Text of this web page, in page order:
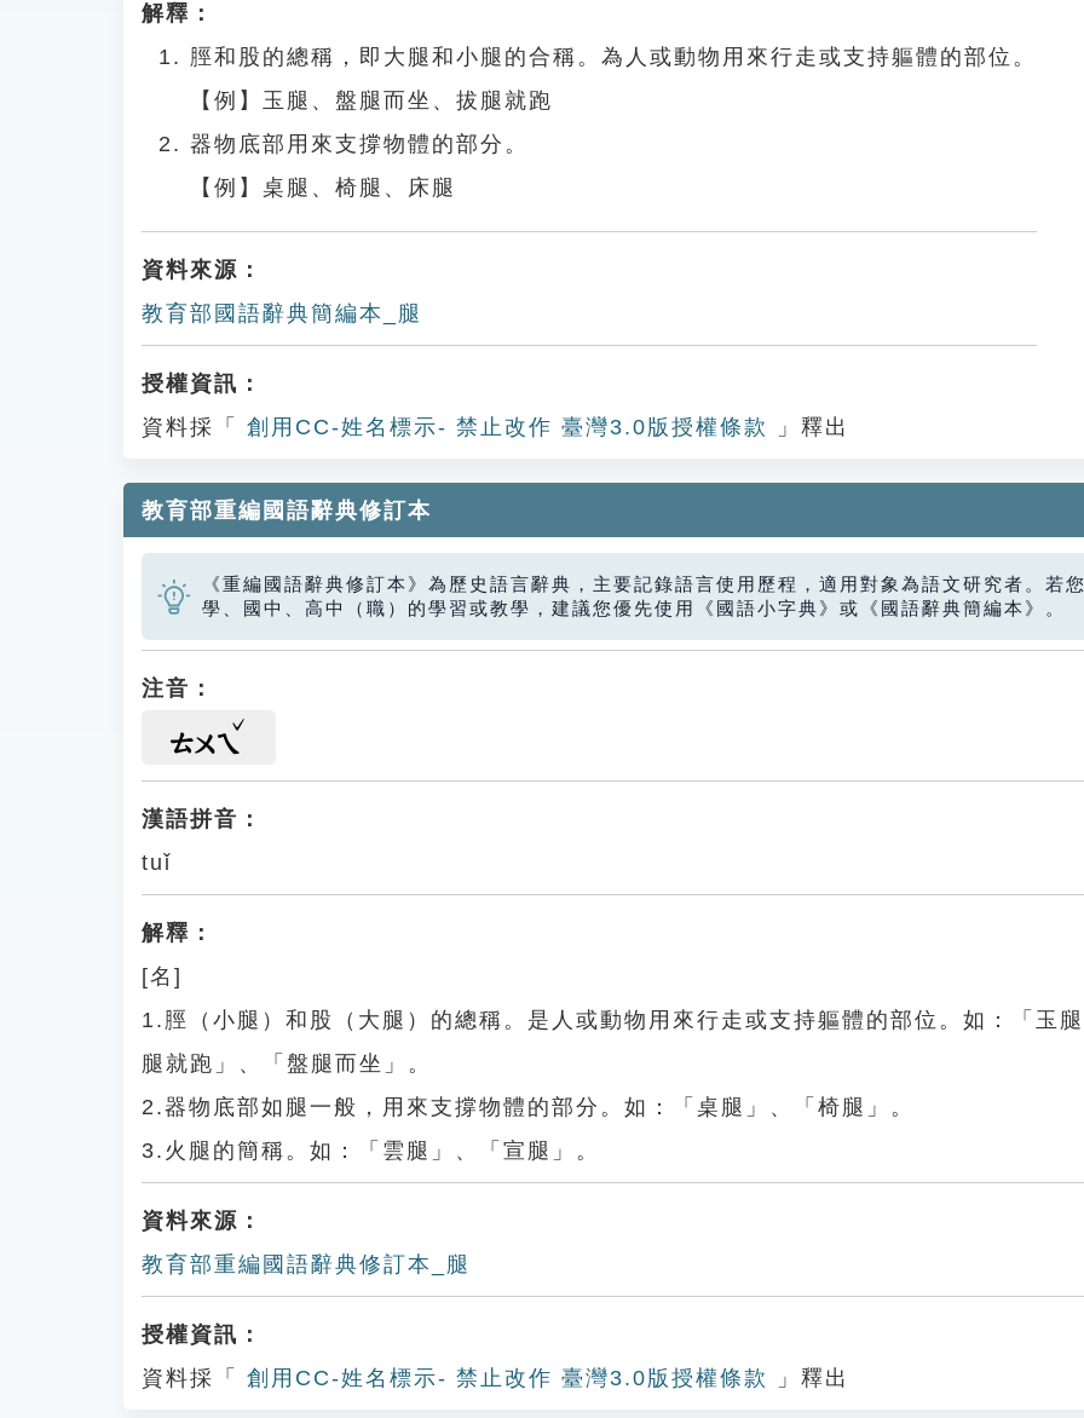
解釋：
脛和股的總稱，即大腿和小腿的合稱。為人或動物用來行走或支持軀體的部位。
【例】玉腿、盤腿而坐、拔腿就跑
器物底部用來支撐物體的部分。
【例】桌腿、椅腿、床腿
資料來源：
教育部國語辭典簡編本_腿
授權資訊：
資料採「
創用CC-姓名標示- 禁止改作 臺灣3.0版授權條款 」釋出
教育部重編國語辭典修訂本
《重編國語辭典修訂本》為歷史語言辭典，主要記錄語言使用歷程，適用對象為語文研究者。若
學、國中、高中（職）的學習或教學，建議您優先使用《國語小字典》或《國語辭典簡編本》。
注音：
ㄊㄨㄟ
漢語拼音：
tuǐ
解釋：
[名]
1.脛（小腿）和股（大腿）的總稱。是人或動物用來行走或支持軀體的部位。如：「玉
腿就跑」、「盤腿而坐」。
2.器物底部如腿一般，用來支撐物體的部分。如：「桌腿」、「椅腿」。
3.火腿的簡稱。如：「雲腿」、「宣腿」。
資料來源：
教育部重編國語辭典修訂本_腿
授權資訊：
資料採「
創用CC-姓名標示- 禁止改作 臺灣3.0版授權條款 」釋出